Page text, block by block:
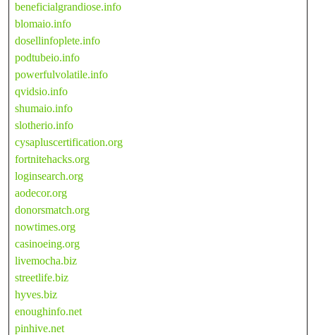
beneficialgrandiose.info
blomaio.info
dosellinfoplete.info
podtubeio.info
powerfulvolatile.info
qvidsio.info
shumaio.info
slotherio.info
cysapluscertification.org
fortnitehacks.org
loginsearch.org
aodecor.org
donorsmatch.org
nowtimes.org
casinoeing.org
livemocha.biz
streetlife.biz
hyves.biz
enoughinfo.net
pinhive.net